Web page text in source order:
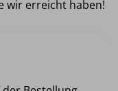
wir erreicht haben!